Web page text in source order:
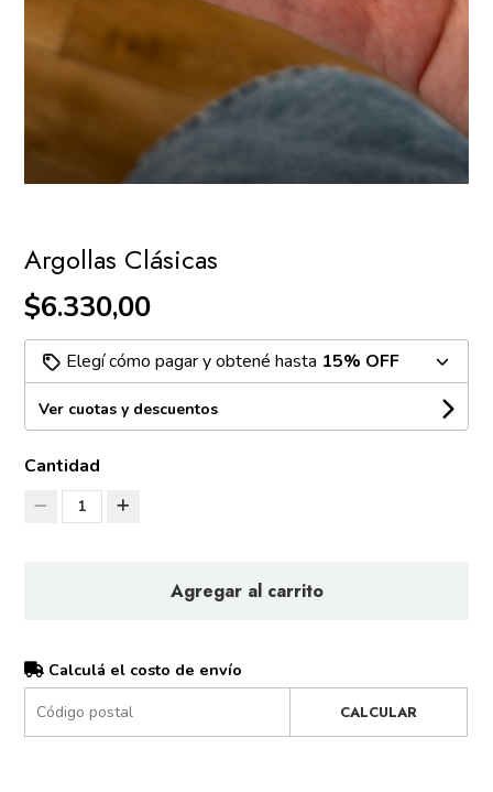
Argollas Clásicas
$6.330,00
Elegí cómo pagar y obtené hasta 15% OFF
Ver cuotas y descuentos
Cantidad
1
Agregar al carrito
Calculá el costo de envío
CALCULAR